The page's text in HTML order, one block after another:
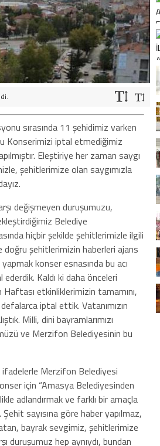
sırasında 11 şehidimiz varken
Konserimizi iptal etmediğimiz
Eleştiriye her zaman saygı
şehitlerimize olan saygımızla
değişmeyen duruşumuzu,
Belediye
hiçbir şekilde şehitlerimizle ilgili
şehitlerimizin haberleri ajans
konser esnasında bu acı
Kaldı ki daha önceleri
etkinliklerimizin tamamını,
iptal ettik. Vatanımızın
Milli, dini bayramlarımızı
ve Merzifon Belediyesinin bu
Merzifon Belediyesi
için “Amasya Belediyesinden
adlandırmak ve farklı bir amaçla
Şehit sayısına göre haber yapılmaz,
bayrak sevgimiz, şehitlerimize
duruşumuz hep aynıydı, bundan